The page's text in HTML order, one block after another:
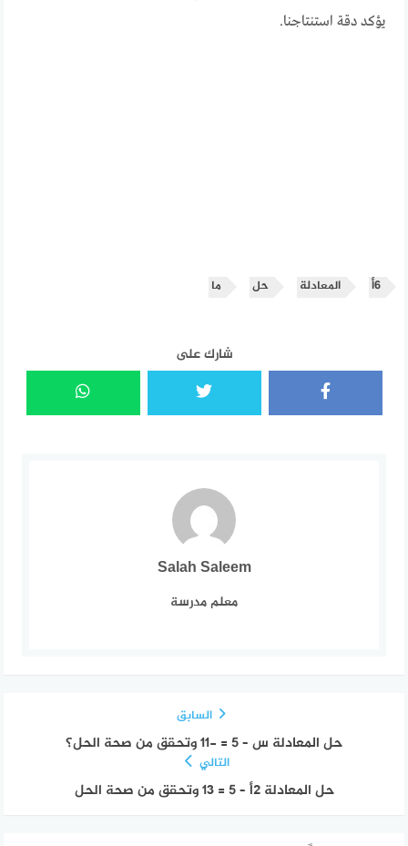
يؤكد دقة استنتاجنا.
6أ المعادلة حل ما
شارك على
Salah Saleem
معلم مدرسة
السابق
حل المعادلة س – ٥ = -١١ وتحقق من صحة الحل؟
التالي
حل المعادلة ٢أ – ٥ = ١٣ وتحقق من صحة الحل